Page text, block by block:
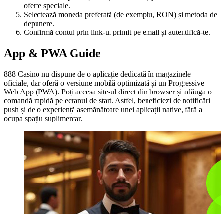
oferte speciale.
Selectează moneda preferată (de exemplu, RON) și metoda de
depunere.
Confirmă contul prin link-ul primit pe email și autentifică-te.
App & PWA Guide
888 Casino nu dispune de o aplicație dedicată în magazinele
oficiale, dar oferă o versiune mobilă optimizată și un Progressive
Web App (PWA). Poți accesa site-ul direct din browser și adăuga o
comandă rapidă pe ecranul de start. Astfel, beneficiezi de notificări
push și de o experiență asemănătoare unei aplicații native, fără a
ocupa spațiu suplimentar.